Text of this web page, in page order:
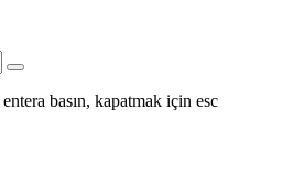
basın, kapatmak için esc